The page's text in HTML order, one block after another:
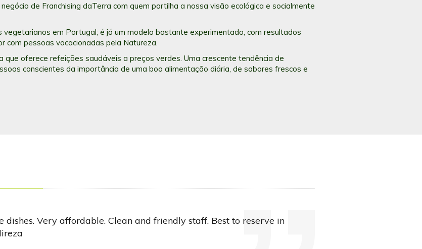
de Franchising daTerra com quem partilha a nossa visão ecológica e socialmente
em Portugal; é já um modelo bastante experimentado, com resultados
com pessoas vocacionadas pela Natureza.
oferece refeições saudáveis a preços verdes. Uma crescente tendência de
conscientes da importância de uma boa alimentação diária, de sabores frescos e
dishes. Very affordable. Clean and friendly staff. Best to reserve in